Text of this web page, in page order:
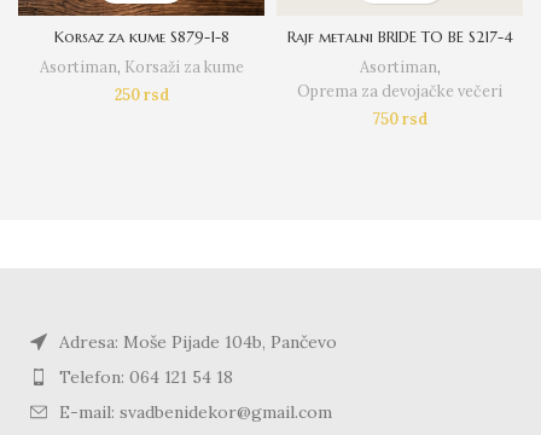
Korsaz za kume S879-1-8
Asortiman, Korsaži za kume
250rsd
Rajf metalni BRIDE TO BE S217-4
Asortiman,
Oprema za devojačke večeri
750rsd
Adresa: Moše Pijade 104b, Pančevo
Telefon: 064 121 54 18
E-mail: svadbenidekor@gmail.com